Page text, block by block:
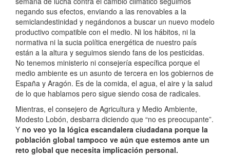
negando sus efectos, enviando a las renovables a la
semiclandestinidad y negándonos a buscar un nuevo modelo
productivo compatible con el medio. Ni los hábitos, ni la
normativa ni la sucia política energética de nuestro país
están a la altura y seguimos siendo fans de los pesticidas.
No tenemos ministerio ni consejería específica porque el
medio ambiente es un asunto de tercera en los gobiernos de
España y Aragón. Es de la comida, el agua, el aire y la salud
de lo que hablamos pero sigue siendo cosa de radicales.
Mientras, el consejero de Agricultura y Medio Ambiente,
Modesto Lobón, desbarra diciendo que “no es preocupante”.
Y no veo yo la lógica escandalera ciudadana porque la
población global tampoco ve aún que estemos ante un
reto global que necesita implicación personal.